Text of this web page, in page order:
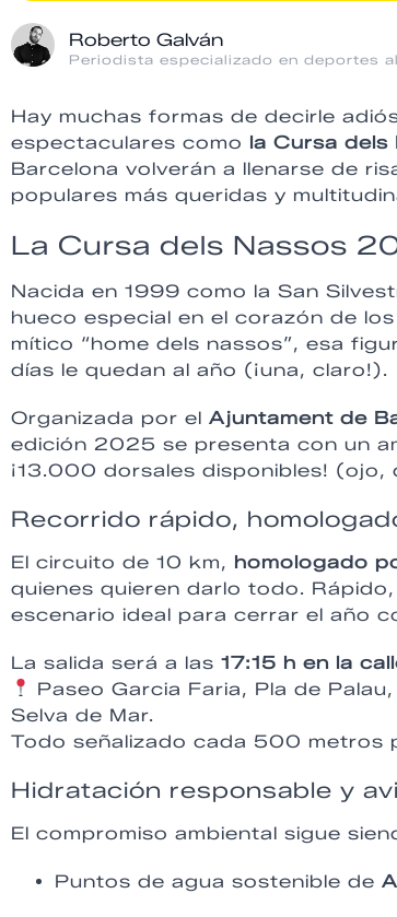
Roberto Galván
Periodista especializado en deportes
Hay muchas formas de decirle
espectaculares como la Cursa dels
Barcelona volverán a llenarse de
populares más queridas y
La Cursa dels Nassos
Nacida en 1999 como la San
hueco especial en el corazón de
mítico “home dels nassos”, esa
días le quedan al año (¡una, claro!).
Organizada por el Ajuntament de
edición 2025 se presenta con un
¡13.000 dorsales disponibles! (ojo,
Recorrido rápido,
El circuito de 10 km, homologado
quienes quieren darlo todo.
escenario ideal para cerrar el año
La salida será a las 17:15 h en la
Paseo Garcia Faria, Pla de
Selva de Mar.
Todo señalizado cada 500 metros
Hidratación responsable y
El compromiso ambiental sigue
Puntos de agua sostenible de